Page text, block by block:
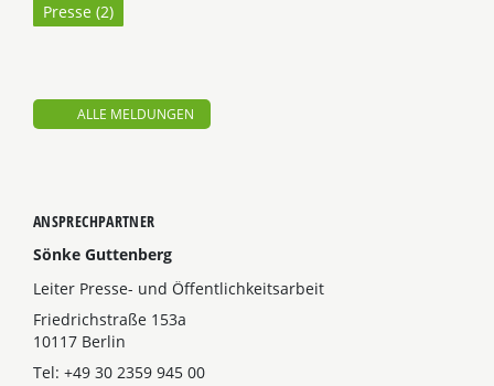
Presse (2)
ALLE MELDUNGEN
ANSPRECHPARTNER
Sönke Guttenberg
Leiter Presse- und Öffentlichkeitsarbeit
Friedrichstraße 153a
10117 Berlin
Tel: +49 30 2359 945 00